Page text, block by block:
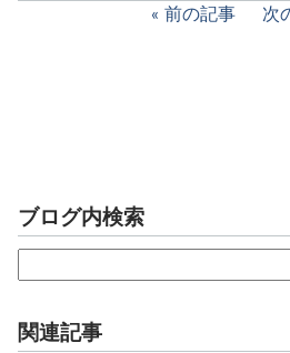
前の記事 次
ブログ内検索
関連記事